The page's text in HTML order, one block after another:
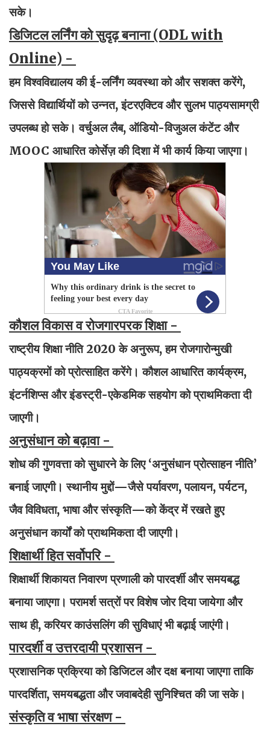
सके।
डिजिटल लर्निंग को सुदृढ़ बनाना (ODL with
Online) -
हम विश्वविद्यालय की ई-लर्निंग व्यवस्था को और सशक्त करेंगे,
जिससे विद्यार्थियों को उन्नत, इंटरएक्टिव और सुलभ पाठ्यसामग्री
उपलब्ध हो सके। वर्चुअल लैब, ऑडियो-विजुअल कंटेंट और
MOOC आधारित कोर्सेज़ की दिशा में भी कार्य किया जाएगा।
कौशल विकास व रोजगारपरक शिक्षा -
राष्ट्रीय शिक्षा नीति 2020 के अनुरूप, हम रोजगारोन्मुखी
पाठ्यक्रमों को प्रोत्साहित करेंगे। कौशल आधारित कार्यक्रम,
इंटर्नशिप्स और इंडस्ट्री-एकेडमिक सहयोग को प्राथमिकता दी
जाएगी।
अनुसंधान को बढ़ावा -
शोध की गुणवत्ता को सुधारने के लिए ‘अनुसंधान प्रोत्साहन नीति’
बनाई जाएगी। स्थानीय मुद्दों—जैसे पर्यावरण, पलायन, पर्यटन,
जैव विविधता, भाषा और संस्कृति—को केंद्र में रखते हुए
अनुसंधान कार्यों को प्राथमिकता दी जाएगी।
शिक्षार्थी हित सर्वोपरि -
शिक्षार्थी शिकायत निवारण प्रणाली को पारदर्शी और समयबद्ध
बनाया जाएगा। परामर्श सत्रों पर विशेष जोर दिया जायेगा और
साथ ही, करियर काउंसलिंग की सुविधाएं भी बढ़ाई जाएंगी।
पारदर्शी व उत्तरदायी प्रशासन -
प्रशासनिक प्रक्रिया को डिजिटल और दक्ष बनाया जाएगा ताकि
पारदर्शिता, समयबद्धता और जवाबदेही सुनिश्चित की जा सके।
संस्कृति व भाषा संरक्षण -